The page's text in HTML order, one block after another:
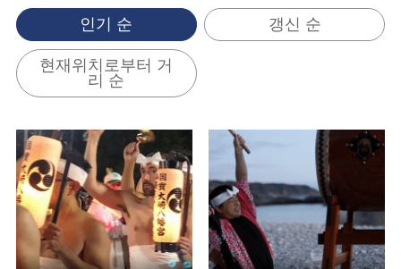
인기 순 갱신 순
현재위치로부터 거
리 순
기본정보 보기 기본정보 보기